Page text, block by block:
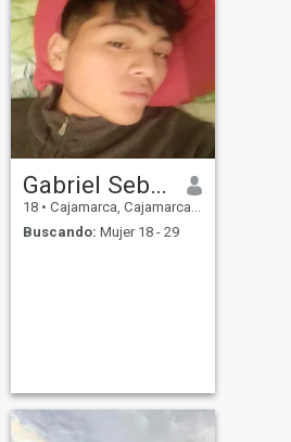
Gabriel Sebastian
18 • Cajamarca, Cajamarca, Perú
Buscando: Mujer 18 - 29